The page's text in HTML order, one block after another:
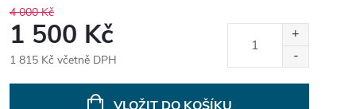
4 000 Kč
1 500 Kč
1 815 Kč včetně DPH